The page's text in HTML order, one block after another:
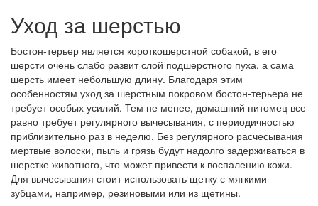
Уход за шерстью
Бостон-терьер является короткошерстной собакой, в его
шерсти очень слабо развит слой подшерстного пуха, а сама
шерсть имеет небольшую длину. Благодаря этим
особенностям уход за шерстным покровом бостон-терьера не
требует особых усилий. Тем не менее, домашний питомец все
равно требует регулярного вычесывания, с периодичностью
приблизительно раз в неделю. Без регулярного расчесывания
мертвые волоски, пыль и грязь будут надолго задерживаться в
шерстке животного, что может привести к воспалению кожи.
Для вычесывания стоит использовать щетку с мягкими
зубцами, например, резиновыми или из щетины.